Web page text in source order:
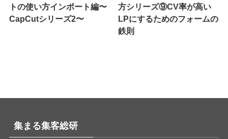
トの使い方インポート編〜
CapCutシリーズ2〜
方シリーズ⑨CV率が高い
LPにするためのフォームの
鉄則
集まる集客総研